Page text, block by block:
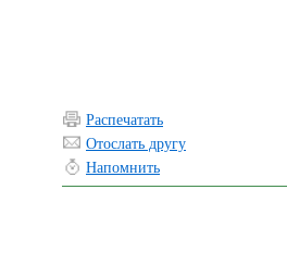
Распечатать
Отослать другу
Напомнить